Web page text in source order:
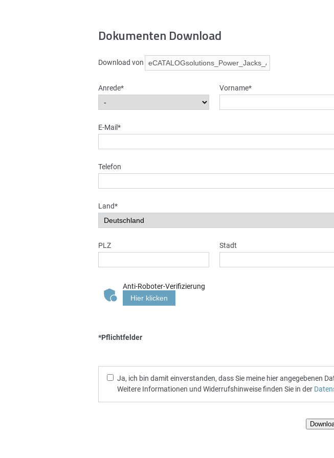
Dokumenten Download
Download von
Anrede* Vorname*
E-Mail*
Telefon
Land*
PLZ Stadt
Anti-Roboter-Verifizierung
Hier klicken
*Pflichtfelder
Ja, ich bin damit einverstanden, dass Sie meine hier angegebenen
Weitere Informationen und Widerrufshinweise finden Sie in der